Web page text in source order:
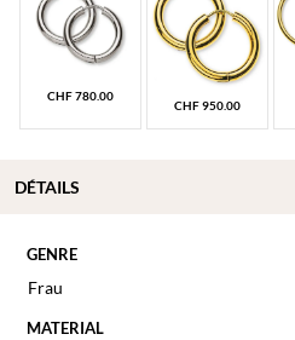
CHF780.00
CHF950.00
GENRE
Frau
MATERIAL
DÉTAILS